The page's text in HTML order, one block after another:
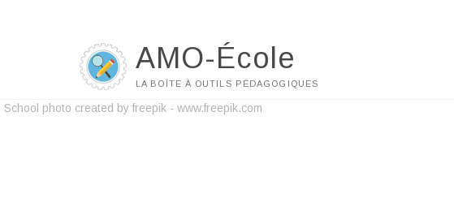
AMO-École
LA BOÎTE À OUTILS PÉDAGOGIQUES
School photo created by freepik - www.freepik.com